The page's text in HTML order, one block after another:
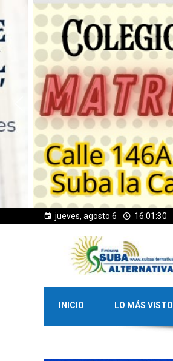
jueves, agosto 6 16:01:32
INICIO LO MÁS VISTO